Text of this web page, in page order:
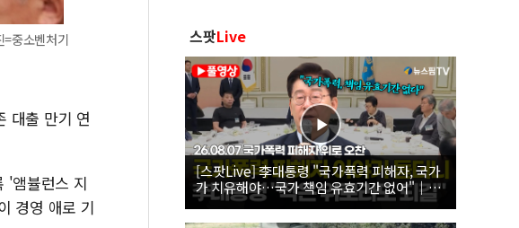
중소벤처기
대출 만기 연
'앰뷸런스 지
경영 애로 기
스팟Live
[스팟Live] 李대통령 "국가폭력 피해자, 국가
가 치유해야…국가 책임 유효기간 없어"｜
26.08.07 국가폭력 피해자 위로 오찬